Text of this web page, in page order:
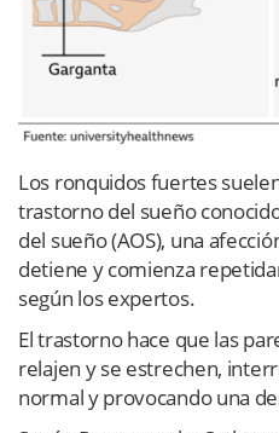
Los ronquidos fuertes
trastorno del sueño
del sueño (AOS), una
detiene y comienza
según los expertos.
El trastorno hace que las
relajen y se estrechen,
normal y provocando una